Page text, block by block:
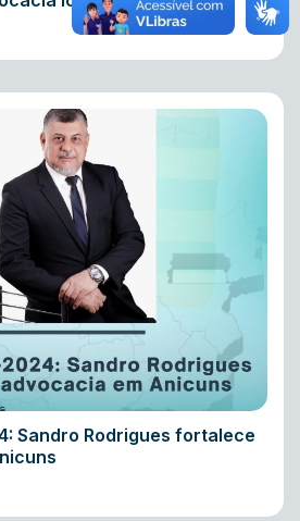
Sandro Rodrigues fortalece